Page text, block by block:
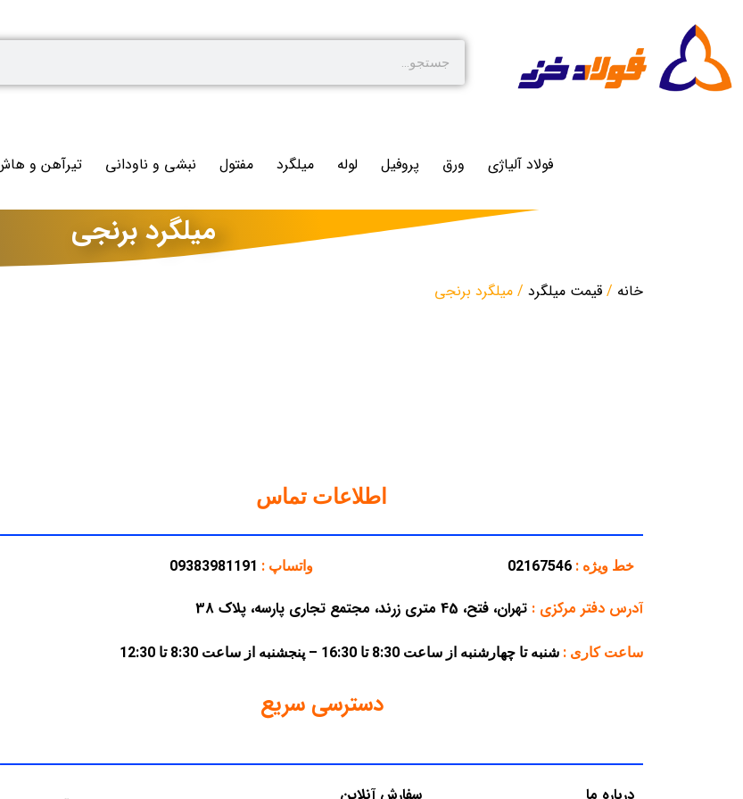
فولاد آلیاژی ورق پروفیل لوله میلگرد مفتول نبشی و ناودانی تیرآهن و
میلگرد برنجی
خانه / قیمت میلگرد / میلگرد برنجی
اطلاعات تماس
خط ویژه : 02167546 واتساپ : 09383981191
آدرس دفتر مرکزی : تهران، فتح، 45 متری زرند، مجتمع تجاری پارسه، پلاک 38
ساعت کاری : شنبه تا چهارشنبه از ساعت 8:30 تا 16:30 – پنجشنبه از ساعت 8:30 تا 12:30
دسترسی سریع